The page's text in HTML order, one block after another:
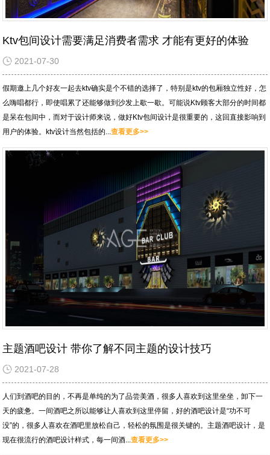
Ktv包间设计需要满足消费者需求 才能有更好的体验
2021-07-30
假期邀上几个好友一起去ktv确实是个不错的选择了，特别是ktv的包厢独立性好，怎
么嗨唱都行，即使唱累了还能够做到沙发上歇一歇。可能说Ktv顾客大部分的时间都
是呆在包间中，而对于设计师来说，做好Ktv包间设计是很重要的，这回直接影响到
用户的体验。ktv设计当然包括的...查看更多>>
主题酒吧设计 带你了解不同主题的设计技巧
2021-07-28
人们到酒吧的目的，不再是单纯的为了品尝美酒，很多人喜欢到这里坐坐，卸下一
天的疲惫。一间酒吧之所以能够让人喜欢到这里停留，好的酒吧设计是“功不可
没”的，很多人喜欢在酒吧里放松自己，轻松的氛围是很关键的。主题酒吧设计，是
现在很流行的酒吧设计样式，每一间酒...查看更多>>